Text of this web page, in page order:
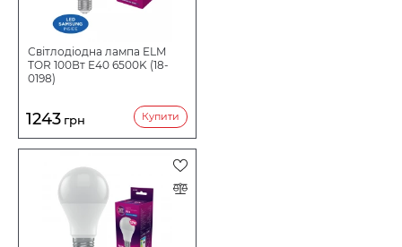
Світлодіодна лампа ELM
TOR 100Вт E40 6500K (18-
0198)
1243 грн Купити
ФОРМА ЛАМПИ
ЦОКОЛЬ
ОСОБЛИВОСТІ
КОЛІРНА ТЕМПЕРАТУРА
ПОТУЖНІСТЬ ВТ